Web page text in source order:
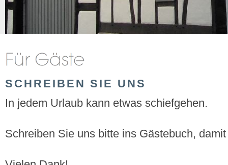
SCHREIBEN SIE UNS
In jedem Urlaub kann etwas schiefgehen.
Schreiben Sie uns bitte ins Gästebuch,